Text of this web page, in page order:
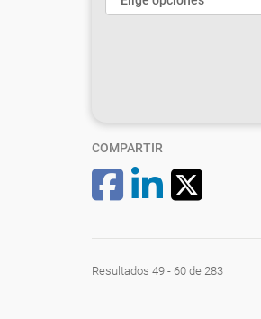
COMPARTIR
Resultados 49 - 60 de 283